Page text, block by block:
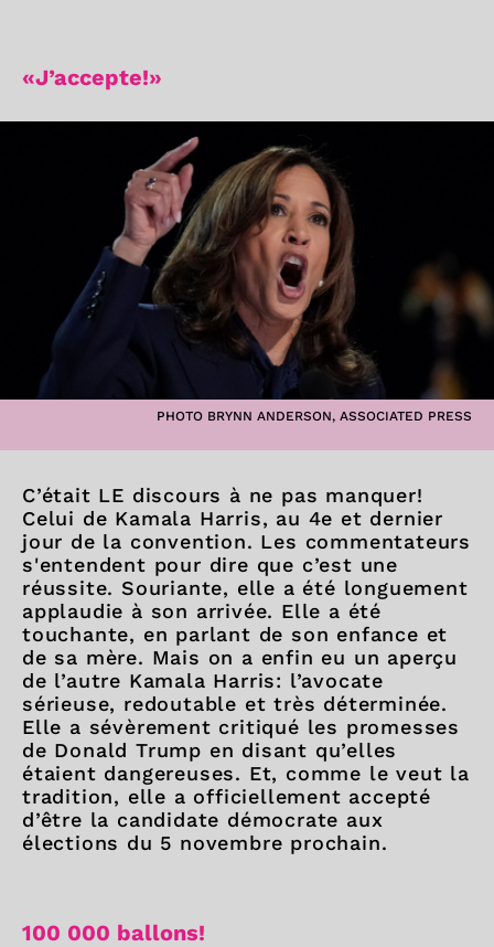
«J’accepte!»
PHOTO BRYNN ANDERSON, ASSOCIATED PRESS
C’était LE discours à ne pas manquer!
Celui de Kamala Harris, au 4e et dernier
jour de la convention. Les commentateurs
s'entendent pour dire que c’est une
réussite. Souriante, elle a été longuement
applaudie à son arrivée. Elle a été
touchante, en parlant de son enfance et
de sa mère. Mais on a enfin eu un aperçu
de l’autre Kamala Harris: l’avocate
sérieuse, redoutable et très déterminée.
Elle a sévèrement critiqué les promesses
de Donald Trump en disant qu’elles
étaient dangereuses. Et, comme le veut la
tradition, elle a officiellement accepté
d’être la candidate démocrate aux
élections du 5 novembre prochain.
100 000 ballons!